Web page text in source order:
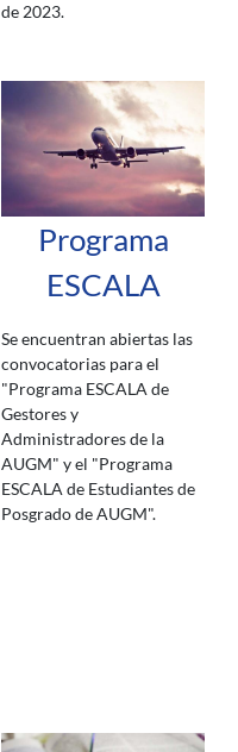
de 2023.
Programa
ESCALA
Se encuentran abiertas las
convocatorias para el
"Programa ESCALA de
Gestores y
Administradores de la
AUGM" y el "Programa
ESCALA de Estudiantes de
Posgrado de AUGM".